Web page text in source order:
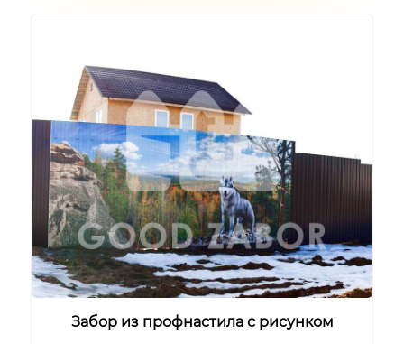
Забор из профнастила с рисунком